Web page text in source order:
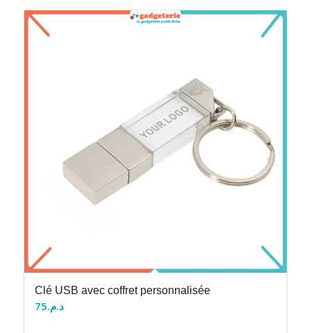
Clé USB avec coffret personnalisée
د.م.75